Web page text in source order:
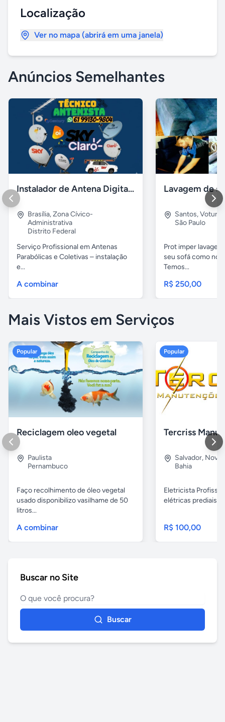
Localização
Ver no mapa (abrirá em uma janela)
Anúncios Semelhantes
Instalador de Antena Digital em Brasília
Brasília,Zona Cívico-
Administrativa
Distrito Federal
Serviço Profissional em Antenas
Parabólicas e Coletivas – instalação
e...
A combinar
Santos,Voturua
São Paulo
Prot imper
seu sofá como
Temos...
R$ 250,00
Mais Vistos em Serviços
Popular
Reciclagem oleo vegetal
Paulista
Pernambuco
Faço recolhimento de óleo vegetal
usado disponibilizo vasilhame de 50
litros...
A combinar
Popular
Salvador, Nova
Bahia
Eletricista
elétricas prediais e
R$ 100,00
Buscar no Site
Buscar